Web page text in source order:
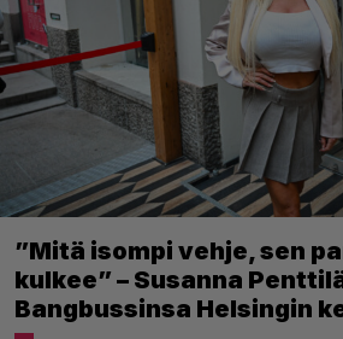
”Mitä isompi vehje, sen
kulkee” – Susanna
Bangbussinsa Helsingin